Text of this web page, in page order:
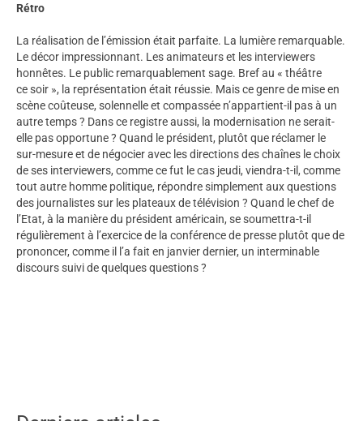
Rétro
La réalisation de l’émission était parfaite. La lumière remarquable.
Le décor impressionnant. Les animateurs et les interviewers
honnêtes. Le public remarquablement sage. Bref au « théâtre
ce soir », la représentation était réussie. Mais ce genre de mise en
scène coûteuse, solennelle et compassée n’appartient-il pas à un
autre temps ? Dans ce registre aussi, la modernisation ne serait-
elle pas opportune ? Quand le président, plutôt que réclamer le
sur-mesure et de négocier avec les directions des chaînes le choix
de ses interviewers, comme ce fut le cas jeudi, viendra-t-il, comme
tout autre homme politique, répondre simplement aux questions
des journalistes sur les plateaux de télévision ? Quand le chef de
l’Etat, à la manière du président américain, se soumettra-t-il
régulièrement à l’exercice de la conférence de presse plutôt que de
prononcer, comme il l’a fait en janvier dernier, un interminable
discours suivi de quelques questions ?